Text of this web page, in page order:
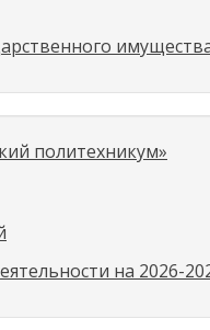
политехникум»
на 2026-